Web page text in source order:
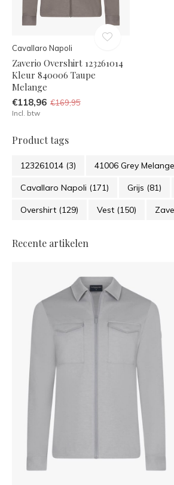
Cavallaro Napoli
Zaverio Overshirt 123261014
Kleur 840006 Taupe
Melange
€118,96 €169,95
Incl. btw
Product tags
123261014 (3) 41006 Grey Melange
Cavallaro Napoli (171) Grijs (81)
Overshirt (129) Vest (150)
Recente artikelen